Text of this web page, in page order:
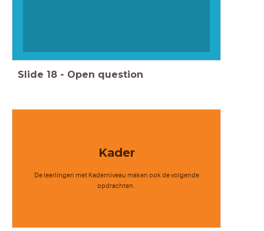
Slide 18 - Open question
Kader
De leerlingen met Kaderniveau maken ook de volgende
opdrachten.